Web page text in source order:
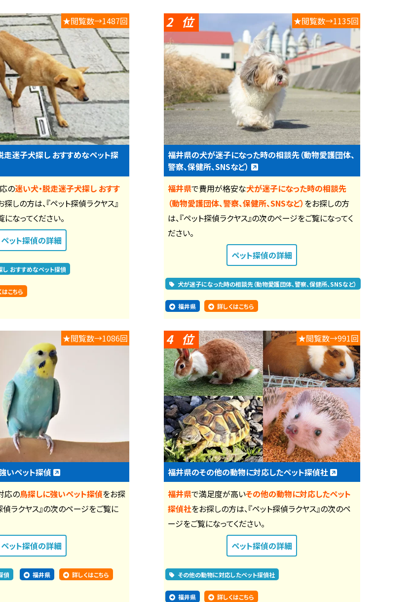
★閲覧数→1487回
走迷子犬探し おすすめなペット探
の迷い犬・脱走迷子犬探し おすす
探しの方は、『ペット探偵ラクヤス』
なってください。
ペット探偵の詳細
し おすすめなペット探偵
はこちら
2 ★閲覧数→1135回
福井県の犬が迷子になった時の相談先（動物愛護団体、
警察、保健所、SNSなど）
福井県で費用が格安な犬が迷子になった時の相談先
（動物愛護団体、警察、保健所、SNSなど） をお探しの方
は、『ペット探偵ラクヤス』の次のページをご覧になってく
ださい。
ペット探偵の詳細
犬が迷子になった時の相談先（動物愛護団体、警察、保健所、SNSなど）
福井県 詳しくはこちら
★閲覧数→1086回
いペット探偵
応の鳥探しに強いペット探偵をお探
偵ラクヤス』の次のページをご覧に
ペット探偵の詳細
偵 福井県 詳しくはこちら
4 ★閲覧数→991回
福井県のその他の動物に対応したペット探偵社
福井県で満足度が高いその他の動物に対応したペット
探偵社をお探しの方は、『ペット探偵ラクヤス』の次のペ
ージをご覧になってください。
ペット探偵の詳細
その他の動物に対応したペット探偵社
福井県 詳しくはこちら